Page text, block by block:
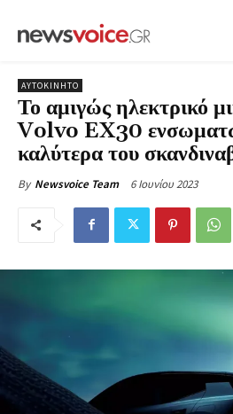
ΑΥΤΟΚΙΝΗΤΟ
Το αμιγώς ηλεκτρικό
Volvo EX30
καλύτερα του
By Newsvoice Team 6 Ιουνίου 2023